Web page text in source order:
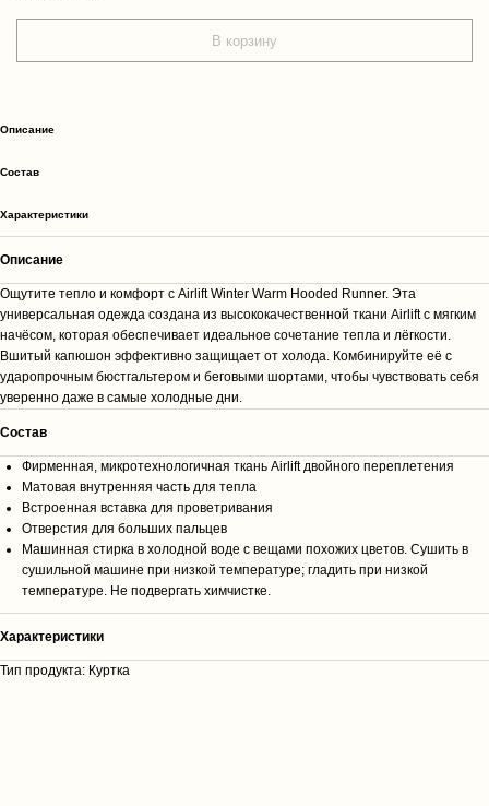
В корзину
Описание
Cостав
Характеристики
Описание
Ощутите тепло и комфорт с Airlift Winter Warm Hooded Runner. Эта
универсальная одежда создана из высококачественной ткани Airlift с мягким
начёсом, которая обеспечивает идеальное сочетание тепла и лёгкости.
Вшитый капюшон эффективно защищает от холода. Комбинируйте её с
ударопрочным бюстгальтером и беговыми шортами, чтобы чувствовать себя
уверенно даже в самые холодные дни.
Cостав
Фирменная, микротехнологичная ткань Airlift двойного переплетения
Матовая внутренняя часть для тепла
Встроенная вставка для проветривания
Отверстия для больших пальцев
Машинная стирка в холодной воде с вещами похожих цветов. Сушить в
сушильной машине при низкой температуре; гладить при низкой
температуре. Не подвергать химчистке.
Характеристики
Тип продукта: Куртка